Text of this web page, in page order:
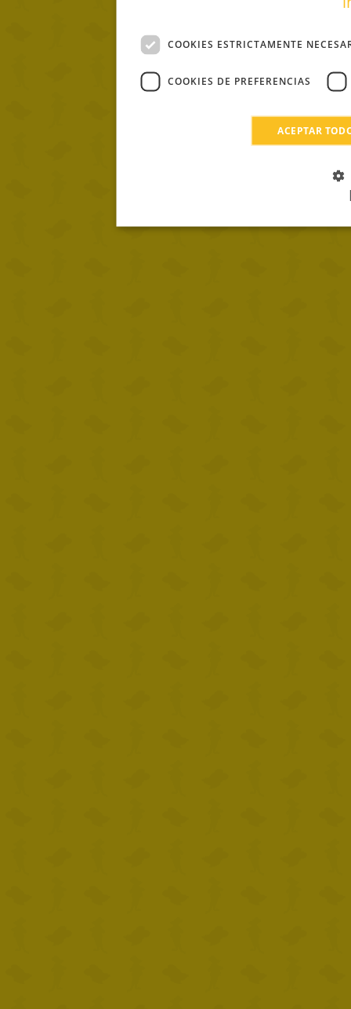
COOKIES ESTRICTAMENTE
COOKIES DE PREFERENCIAS
ACEPTAR